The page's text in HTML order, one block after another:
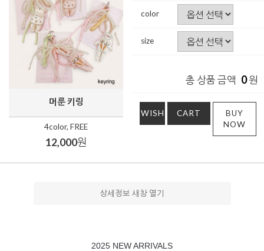
머룬 키링
4color, FREE
12,000원
color
size
총 상품 금액 0원
WISH CART
BUY
NOW
상세정보 새창 열기
2025 NEW ARRIVALS